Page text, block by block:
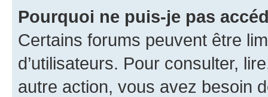
Pourquoi ne puis-je pas
Certains forums peuvent être
d’utilisateurs. Pour consulter,
autre action, vous avez besoin